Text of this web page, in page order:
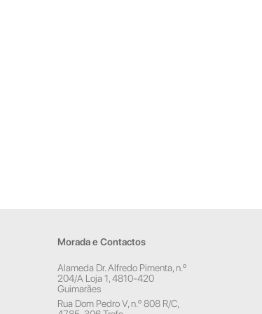
Morada e Contactos
Alameda Dr. Alfredo Pimenta, n.º
204/A Loja 1, 4810-420
Guimarães
Rua Dom Pedro V, n.º 808 R/C,